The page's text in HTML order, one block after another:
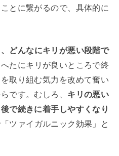
とに繋がるので、具体的に
どんなにキリが悪い段階で
へたにキリが良いところで終
取り組む気力を改めて奮い
です。むしろ、 キリの悪い
で続きに着手しやすくなり
ツァイガルニック効果」と